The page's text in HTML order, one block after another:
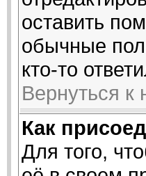
оставить
обычные
кто-то
Вернуться к
Как
Для того,